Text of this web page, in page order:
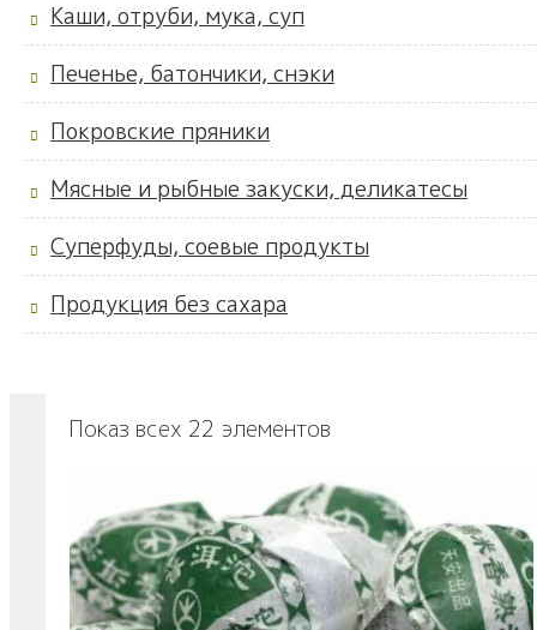
Каши, отруби, мука, суп
Печенье, батончики, снэки
Покровские пряники
Мясные и рыбные закуски, деликатесы
Суперфуды, соевые продукты
Продукция без сахара
Показ всех 22 элементов